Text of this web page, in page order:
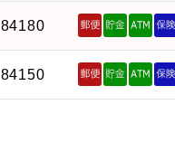
84180
84150